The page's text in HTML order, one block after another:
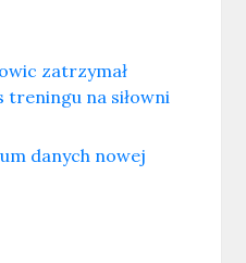
zatrzymał
treningu na siłowni
danych nowej